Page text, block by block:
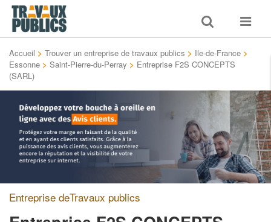
Toggle
search
Toggle
Accueil > Trouver un entreprise de travaux publics > Ile-de-France >
Essonne > Saint-Pierre-du-Perray > Entreprise F2S CONCEPTS
(SARL)
Entreprise deTravaux publics